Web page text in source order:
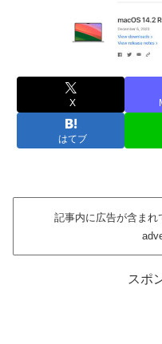
X
はてブ
記事内に広告が含ま
スポ